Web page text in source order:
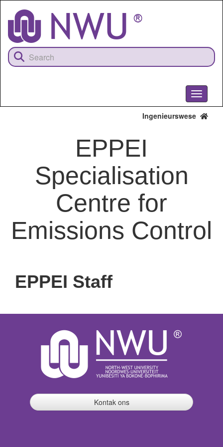
content
Toggle
Ingenieurswese
EPPEI
Specialisation
Centre for
Emissions Control
EPPEI Staff
Kontak ons